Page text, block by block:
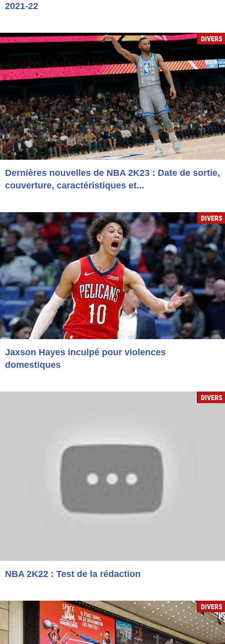
2021-22
DIVERS
Dernières nouvelles de NBA 2K23 : Date de sortie,
couverture, caractéristiques et...
DIVERS
Jaxson Hayes inculpé pour violences
domestiques
DIVERS
NBA 2K22 : Test de la rédaction
DIVERS